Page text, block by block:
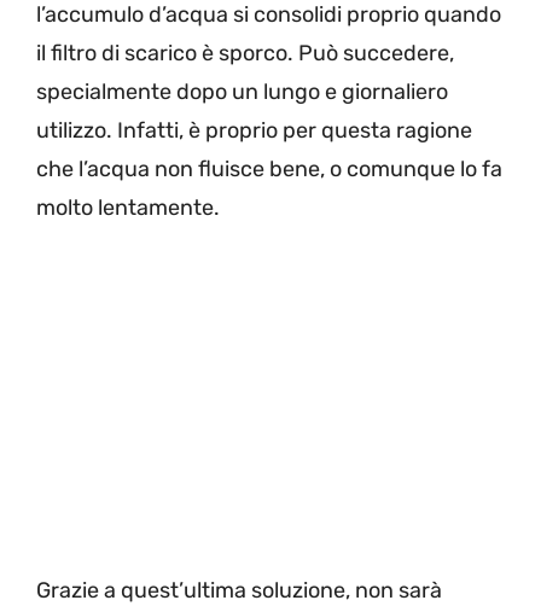
l’accumulo d’acqua si consolidi proprio quando
il filtro di scarico è sporco. Può succedere,
specialmente dopo un lungo e giornaliero
utilizzo. Infatti, è proprio per questa ragione
che l’acqua non fluisce bene, o comunque lo fa
molto lentamente.
Grazie a quest’ultima soluzione, non sarà